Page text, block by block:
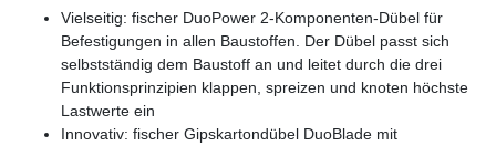
Vielseitig: fischer DuoPower 2-Komponenten-Dübel für
Befestigungen in allen Baustoffen. Der Dübel passt sich
selbstständig dem Baustoff an und leitet durch die drei
Funktionsprinzipien klappen, spreizen und knoten höchste
Lastwerte ein
Innovativ: fischer Gipskartondübel DuoBlade mit